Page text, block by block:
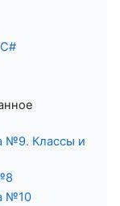
№9. Классы и
№10